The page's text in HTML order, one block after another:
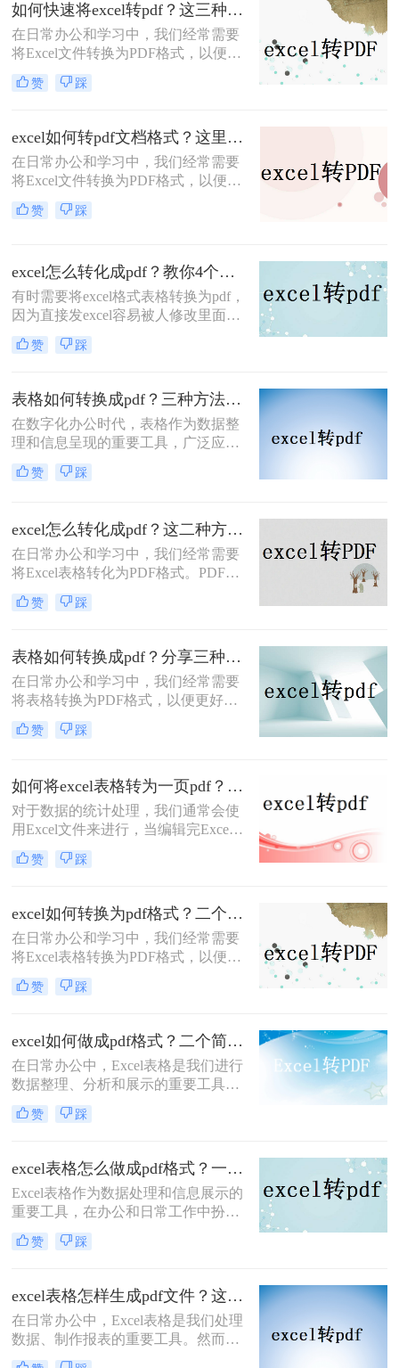
excel怎么转pdf文件的步骤和方法。本
文共有2000字左右，下面开始阅读
吧。
如何快速将excel转pdf？这三种方法可以快速转换！
在日常办公和学习中，我们经常需要
将Excel文件转换为PDF格式，以便于
分享、打印或保存为不可编辑的文
档。那么如何快速将excel转pdf呢？下
Excel转PDF的方法。
赞 踩
excel如何转pdf文档格式？这里给你分享这三种操作方法！
在日常办公和学习中，我们经常需要
将Excel文件转换为PDF格式，以便于
分享、打印或保存为不可编辑的文
档。PDF格式因其跨平台兼容性好、
我将为您详细介绍几种将Excel文件转
换为PDF文档格式的方法。
赞 踩
excel怎么转化成pdf？教你4个方法轻松对应！
有时需要将excel格式表格转换为pdf，
因为直接发excel容易被人修改里面的
数据，因此我们需要将excel怎么转化
成pdf，以防止修改。以下是如何将
起来。
赞 踩
表格如何转换成pdf？三种方法轻松学会！
在数字化办公时代，表格作为数据整
理和信息呈现的重要工具，广泛应用
于各个领域。然而，为了确保表格在
不同平台和设备上的准确展示，将表
格式稳定性和易于分享的特点，使得
它成为表格转换的理想选择。那么表
格如何转换成pdf呢？本文将介绍三种
将表格转换为PDF的实用方法，帮助
您轻松实现表格的格式化输出。
赞 踩
excel怎么转化成pdf？这二种方法你可以试试！
在日常办公和学习中，我们经常需要
将Excel表格转化为PDF格式。PDF文
件具有跨平台性、不易被篡改的特
点，能够确保表格数据的完整性和准
档。那么excel怎么转化成pdf呢？本文
将介绍两种将Excel表格转化为PDF的
实用方法，帮助您轻松实现这一目
标。
赞 踩
表格如何转换成pdf？分享三种简单好用的方法！
​在日常办公和学习中，我们经常需要
将表格转换为PDF格式，以便更好地
共享、打印或保存文件。PDF格式具
有跨平台、不易被篡改的特点，能够
查看时保持不变。那么表格如何转换
成pdf呢？本文将介绍三种将表格转换
为PDF的方法，帮助您轻松实现这一
目标。
赞 踩
如何将excel表格转为一页pdf？这里给你分享这二种操作方法!
对于数据的统计处理，我们通常会使
用Excel文件来进行，当编辑完Excel
文件后，如果要将Excel文件转换为
PDF文件，我们应该怎么做？怎样把
就来给大家介绍一下excel转pdf的方
法。
赞 踩
excel如何转换为pdf格式？二个简单的方法教大家！
在日常办公和学习中，我们经常需要
将Excel表格转换为PDF格式，以便于
分享、打印或存档。PDF文件具有跨
平台性、不易被篡改的特点，能够确
将详细介绍excel如何转换为pdf格式的
方法，帮助您轻松完成这一操作。
赞 踩
excel如何做成pdf格式？二个简单的方法教大家！
在日常办公中，Excel表格是我们进行
数据整理、分析和展示的重要工具。
然而，有时候我们需要将Excel表格转
换成PDF格式，以便于在不同的设备
PDF格式能够保持文档的原貌，不会
因软件版本或操作系统不同而导致格
式变化，这使得它成为了一种理想的
文件转换格式。本文将详细介绍excel
如何做成pdf格式，并分享一些实用技
巧。
赞 踩
excel表格怎么做成pdf格式？一分钟教会你三个方法！
Excel表格作为数据处理和信息展示的
重要工具，在办公和日常工作中扮演
着举足轻重的角色。然而，有时我们
需要将Excel表格转换为PDF格式，以
式能够保持文档的原貌，确保在不同
平台和设备上呈现一致的效果。那么
excel表格怎么做成pdf格式呢？本文将
介绍三种将Excel表格转换为PDF格式
的实用方法，帮助您轻松实现这一需
赞 踩
excel表格怎样生成pdf文件？这三种方法教你轻松转换！
在日常办公中，Excel表格是我们处理
数据、制作报表的重要工具。然而，
有时我们需要将Excel表格以PDF格式